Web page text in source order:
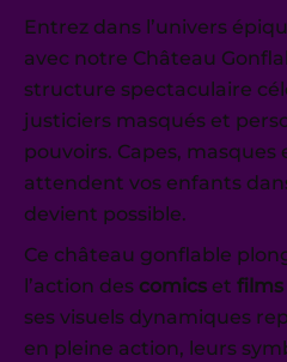
Entrez dans l’univers
avec notre Château
structure spectaculaire
justiciers masqués et
pouvoirs. Capes,
attendent vos enfants
devient possible.
Ce château gonflable
l’action des comics et films
ses visuels dynamiques
en pleine action, leurs